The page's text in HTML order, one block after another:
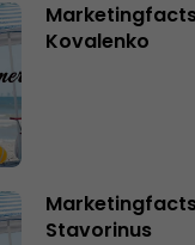
Kovalenko
Stavorinus